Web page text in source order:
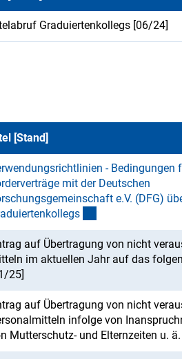
Graduiertenkollegs [06/24]
[Stand]
- Bedingungen
mit der Deutschen
e.V. (DFG)
s
auf Übertragung von nicht
im aktuellen Jahr auf das
25]
auf Übertragung von nicht
infolge von
Mutterschutz- und Elternzeiten u.